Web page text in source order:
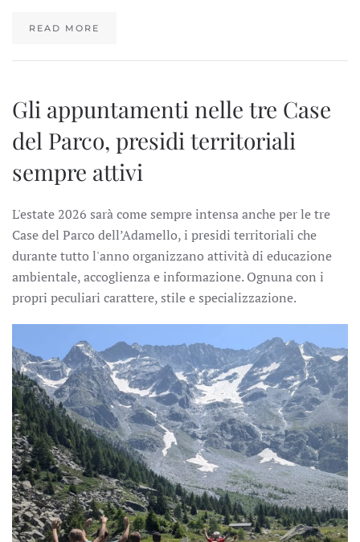
READ MORE
Gli appuntamenti nelle tre Case
del Parco, presidi territoriali
sempre attivi
L'estate 2026 sarà come sempre intensa anche per le tre
Case del Parco dell’Adamello, i presidi territoriali che
durante tutto l'anno organizzano attività di educazione
ambientale, accoglienza e informazione. Ognuna con i
propri peculiari carattere, stile e specializzazione.